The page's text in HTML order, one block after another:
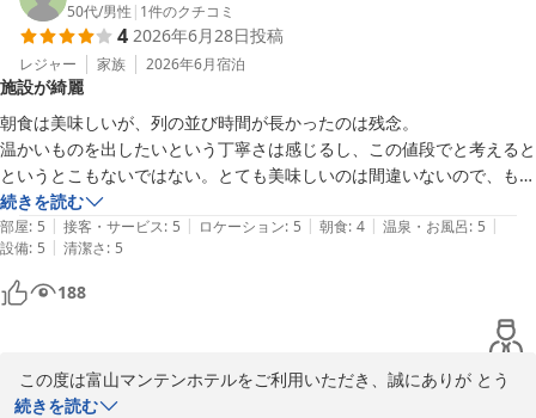
嬉しく拝読いたしました。
また、ご朝食に関しまして、「非常にクオリティが高い」とのお
言葉をいただけましたことは、スタッフ一同大きな励みでございま
す。
当ホテルの朝食は、和食と洋食のセットメニューをご用意してお
ります。今回、お客様に選んでいただいた和食は、新鮮ないか刺し
や昆布締め、焼き魚、北陸ならではの珍味をお召し上がりいただ
け、どれも富山県産のもちもちコシヒカリとの相性も抜群です。
一方で、コーヒーのお持ち帰り用紙コップにつきましては、ご不
便をおかけし申し訳ございませんでした。貴重なご意見として今後
のサービス向上の参考とさせていただきます。
また富山へお越しの際には、ぜひ当ホテルをご利用くださいま
せ。スタッフ一同、心よりお待ち申し上げております。
50代/男性 | 1件のクチコミ
4 2026年6月28日投稿
レジャー 家族 2026年6月宿泊
施設が綺麗
朝食は美味しいが、列の並び時間が長かったのは残念。
温かいものを出したいという丁寧さは感じるし、この値段でと考えると
というとこもないではない。とても美味しいのは間違いないので、もう
少し工夫（たとえば何分かかるとかの表示）がほしいかな。
施設とても清潔感あり。サウナは気合い入っている。立山伏流水の水風
呂は売りの一つになる。ビールサーバーやら自動販売機の飲み物の安さ
などありがたすぎる。
本当だと星4.5で朝食の列だけ減点。フロントで混むとの話はあったこ
続きを読む
部屋: 5 | 接客・サービス: 5 | ロケーション: 5 | 朝食: 4 | 温泉・お風呂: 5 |
設備: 5 | 清潔さ: 5
188
この度は富山マンテンホテルをご利用いただき、誠にありが とう
ございます。
続きを読む